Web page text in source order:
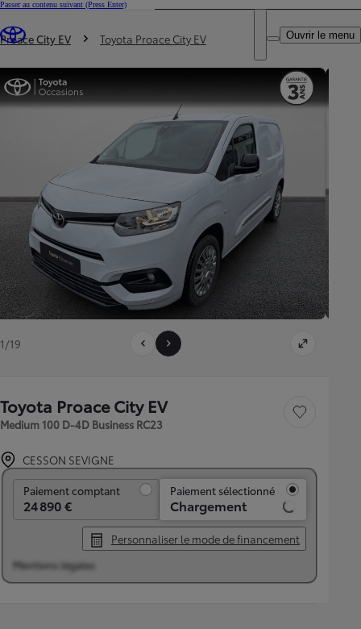
Passer au contenu suivant (Press Enter)
Trouvez un partenaire Toyota
DEALER NAME
Ouvrir le menu
Vous êtes ici
Proace City EV Toyota Proace City EV
1/19
Toyota Proace City EV
Medium 100 D-4D Business RC23
Sauvegarder le
CESSON SEVIGNE
Paiement comptant
24 890 €
Paiement sélectionné
Chargement
Personnaliser le mode de financement
Mentions légales